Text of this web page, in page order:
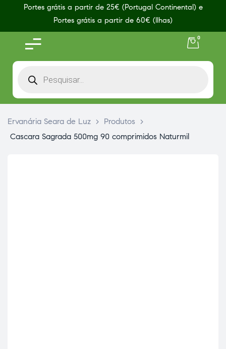
Portes grátis a partir de 25€ (Portugal Continental) e
Portes grátis a partir de 60€ (Ilhas)
0
Ervanária Seara de Luz > Produtos
>
Cascara Sagrada 500mg 90 comprimidos Naturmil